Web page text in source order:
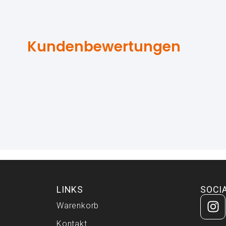
Kundenbewertungen
LINKS
Warenkorb
Kontakt